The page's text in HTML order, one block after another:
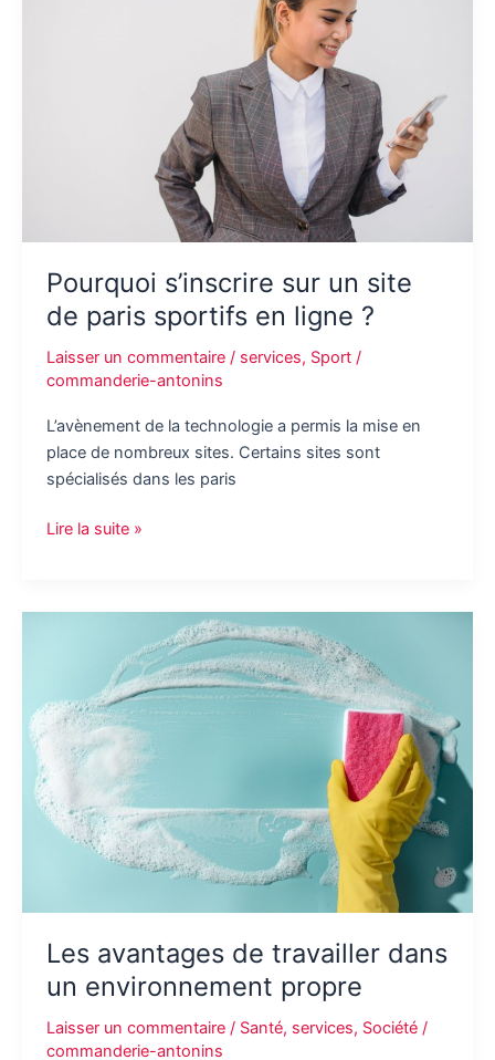
Pourquoi s’inscrire sur un site
de paris sportifs en ligne ?
Laisser un commentaire / services, Sport/
commanderie-antonins
L’avènement de la technologie a permis la mise en
place de nombreux sites. Certains sites sont
spécialisés dans les paris
Pourquoi
un
sportifs
en
ligne
?
Lire la suite »
Les avantages de travailler dans
un environnement propre
Laisser un commentaire / Santé, services, Société/
commanderie-antonins